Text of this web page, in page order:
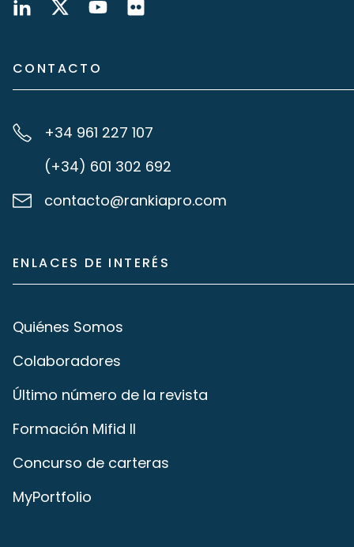
CONTACTO
+34 961 227 107
(+34) 601 302 692
contacto@rankiapro.com
ENLACES DE INTERÉS
Quiénes Somos
Colaboradores
Último número de la revista
Formación Mifid II
Concurso de carteras
MyPortfolio